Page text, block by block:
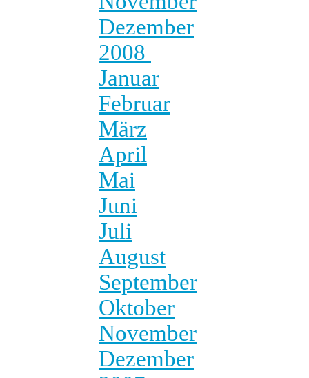
Dezember
2008
Januar
Februar
März
April
Mai
Juni
Juli
August
September
Oktober
November
Dezember